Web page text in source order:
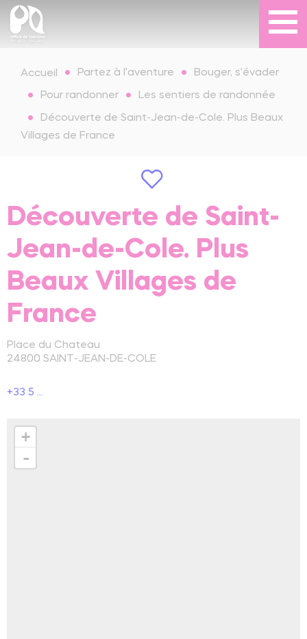
Accueil Partez à l'aventure Bouger, s'évader
Pour randonner Les sentiers de randonnée
Découverte de Saint-Jean-de-Cole. Plus Beaux
Villages de France
Découverte de Saint-
Jean-de-Cole. Plus
Beaux Villages de
France
Place du Chateau
24800 SAINT-JEAN-DE-COLE
+33 5 ...
+
-